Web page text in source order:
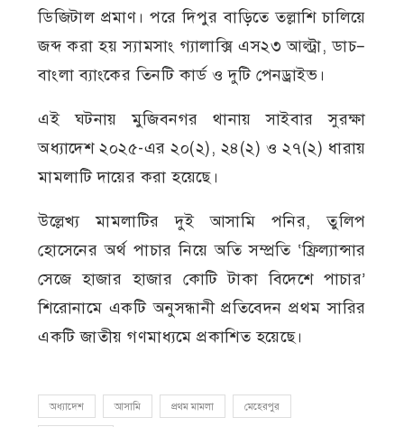
ডিজিটাল প্রমাণ। পরে দিপুর বাড়িতে তল্লাশি চালিয়ে
জব্দ করা হয় স্যামসাং গ্যালাক্সি এস২৩ আল্ট্রা, ডাচ–
বাংলা ব্যাংকের তিনটি কার্ড ও দুটি পেনড্রাইভ।
এই ঘটনায় মুজিবনগর থানায় সাইবার সুরক্ষা
অধ্যাদেশ ২০২৫-এর ২০(২), ২৪(২) ও ২৭(২) ধারায়
মামলাটি দায়ের করা হয়েছে।
উল্লেখ্য মামলাটির দুই আসামি পনির, তুলিপ
হোসেনের অর্থ পাচার নিয়ে অতি সম্প্রতি ‘ফ্রিল্যান্সার
সেজে হাজার হাজার কোটি টাকা বিদেশে পাচার’
শিরোনামে একটি অনুসন্ধানী প্রতিবেদন প্রথম সারির
একটি জাতীয় গণমাধ্যমে প্রকাশিত হয়েছে।
অধ্যাদেশ আসামি প্রথম মামলা মেহেরপুর